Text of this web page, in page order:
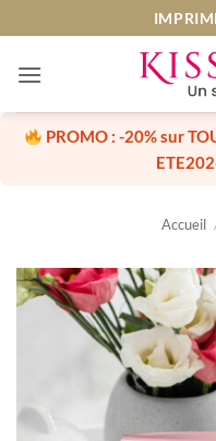
au
contenu
PROMO : -20% sur
Accueil